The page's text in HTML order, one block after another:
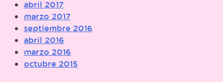
abril 2017
marzo 2017
septiembre 2016
abril 2016
marzo 2016
octubre 2015